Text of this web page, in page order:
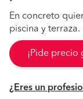
En concreto
piscina y terraza.
¡Pide precio
¿Eres un